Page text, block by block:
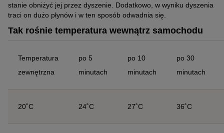
stanie obniżyć jej przez dyszenie. Dodatkowo, w wyniku dyszenia
traci on dużo płynów i w ten sposób odwadnia się.
Tak rośnie temperatura wewnątrz samochodu
Temperatura
zewnętrzna
po 5
minutach
po 10
minutach
po 30
minutach
20˚C 24˚C 27˚C 36˚C